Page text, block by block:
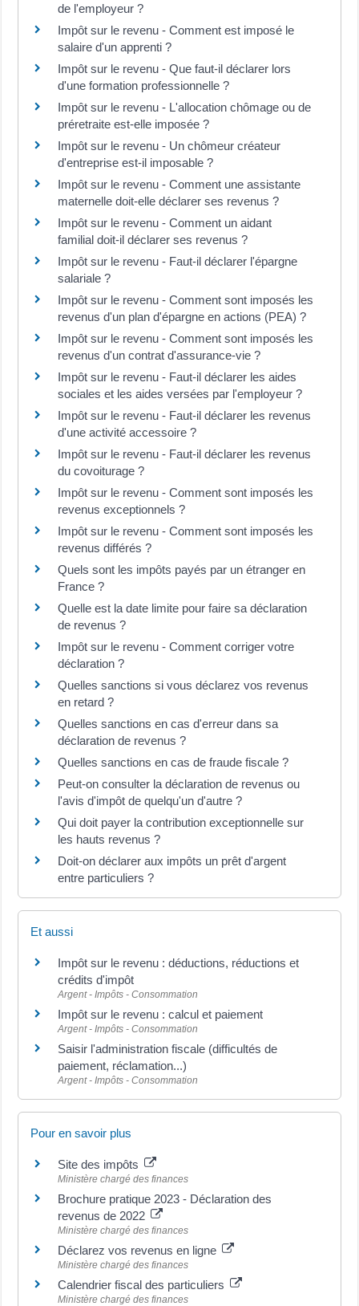
de l'employeur ?
Impôt sur le revenu - Comment est imposé le
salaire d'un apprenti ?
Impôt sur le revenu - Que faut-il déclarer lors
d'une formation professionnelle ?
Impôt sur le revenu - L'allocation chômage ou de
préretraite est-elle imposée ?
Impôt sur le revenu - Un chômeur créateur
d'entreprise est-il imposable ?
Impôt sur le revenu - Comment une assistante
maternelle doit-elle déclarer ses revenus ?
Impôt sur le revenu - Comment un aidant
familial doit-il déclarer ses revenus ?
Impôt sur le revenu - Faut-il déclarer l'épargne
salariale ?
Impôt sur le revenu - Comment sont imposés les
revenus d'un plan d'épargne en actions (PEA) ?
Impôt sur le revenu - Comment sont imposés les
revenus d'un contrat d'assurance-vie ?
Impôt sur le revenu - Faut-il déclarer les aides
sociales et les aides versées par l'employeur ?
Impôt sur le revenu - Faut-il déclarer les revenus
d'une activité accessoire ?
Impôt sur le revenu - Faut-il déclarer les revenus
du covoiturage ?
Impôt sur le revenu - Comment sont imposés les
revenus exceptionnels ?
Impôt sur le revenu - Comment sont imposés les
revenus différés ?
Quels sont les impôts payés par un étranger en
France ?
Quelle est la date limite pour faire sa déclaration
de revenus ?
Impôt sur le revenu - Comment corriger votre
déclaration ?
Quelles sanctions si vous déclarez vos revenus
en retard ?
Quelles sanctions en cas d'erreur dans sa
déclaration de revenus ?
Quelles sanctions en cas de fraude fiscale ?
Peut-on consulter la déclaration de revenus ou
l'avis d'impôt de quelqu'un d'autre ?
Qui doit payer la contribution exceptionnelle sur
les hauts revenus ?
Doit-on déclarer aux impôts un prêt d'argent
entre particuliers ?
Et aussi
Impôt sur le revenu : déductions, réductions et
crédits d'impôt
Argent - Impôts - Consommation
Impôt sur le revenu : calcul et paiement
Argent - Impôts - Consommation
Saisir l'administration fiscale (difficultés de
paiement, réclamation...)
Argent - Impôts - Consommation
Pour en savoir plus
Site des impôts
Ministère chargé des finances
Brochure pratique 2023 - Déclaration des
revenus de 2022
Ministère chargé des finances
Déclarez vos revenus en ligne
Ministère chargé des finances
Calendrier fiscal des particuliers
Ministère chargé des finances